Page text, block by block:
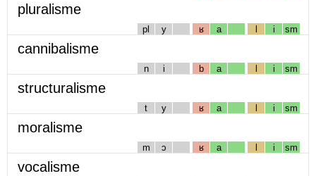
pluralisme
pl y ʁ a l i sm
cannibalisme
n i b a l i sm
structuralisme
t y ʁ a l i sm
moralisme
m ɔ ʁ a l i sm
vocalisme